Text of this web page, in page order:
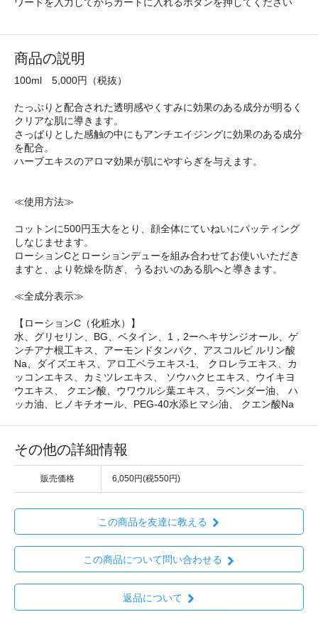
商品の説明
100ml 5,000円（税抜）
たっぷりと配合された透明感やくすみに効果のある成分が明るく
クリアな肌に導きます。
さっぱりとした感触の中にもアンチエイジングに効果のある成分
を配合。
ハーブエキスのアロマ効果が肌にやすらぎを与えます。
≪使用方法≫
コットンに500円玉大をとり、顔全体にていねいにパッティング
しなじませます。
ローションCとローションデューを組み合わせてお使いいただき
ますと、より乾燥を防ぎ、うるおいのある肌へと導きます。
≪全成分表示≫
【ローションC（化粧水）】
水、グリセリン、BG、ベタイン、1，2ーヘキサンジオール、ゲ
ンチアナ根工キス、アーモンドタンパク、アスコルビ ルリン酸
Na、ダイズエキス、アロ工ベラエキス-1、 クロレラエキス、カ
ッコンエキス、カミツレエキス、 ソウハクヒエキス、ウイキヨ
ウエキス、 クエン酸、ウワウルシ葉エキス、ラベンダー油、 ハ
ッカ油、ヒノキチオール、PEG-40水添ヒマシ油、 クエン酸Na
その他の詳細情報
販売価格 6,050円(税550円)
この商品を友達に教える
この商品について問い合わせる
返品について